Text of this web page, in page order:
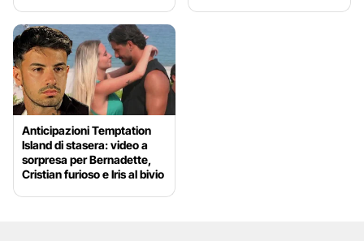
Anticipazioni Temptation
Island di stasera: video a
sorpresa per Bernadette,
Cristian furioso e Iris al bivio